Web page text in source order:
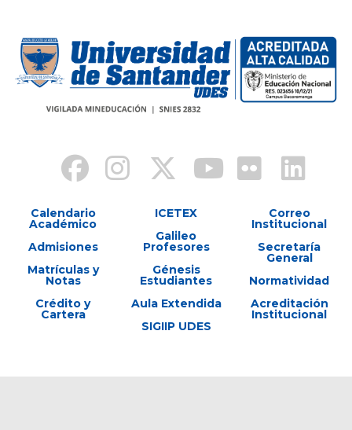
Calendario
Académico
Admisiones
Matrículas y
Notas
Crédito y
Cartera
ICETEX
Galileo
Profesores
Génesis
Estudiantes
Aula Extendida
SIGIIP UDES
Correo
Institucional
Secretaría
General
Normatividad
Acreditación
Institucional